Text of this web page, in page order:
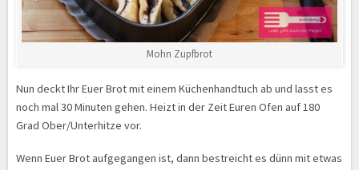
Mohn Zupfbrot
Nun deckt Ihr Euer Brot mit einem Küchenhandtuch ab und lasst es
noch mal 30 Minuten gehen. Heizt in der Zeit Euren Ofen auf 180
Grad Ober/Unterhitze vor.
Wenn Euer Brot aufgegangen ist, dann bestreicht es dünn mit etwas